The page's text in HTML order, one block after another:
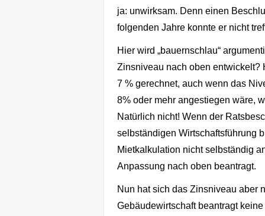
ja: unwirksam. Denn einen
folgenden Jahre konnte er nicht
Hier wird „bauernschlau“
Zinsniveau nach oben entwickelt?
7 % gerechnet, auch wenn das
8% oder mehr angestiegen wäre,
Natürlich nicht! Wenn der
selbständigen Wirtschaftsführung
Mietkalkulation nicht selbständig
Anpassung nach oben beantragt.
Nun hat sich das Zinsniveau aber
Gebäudewirtschaft beantragt